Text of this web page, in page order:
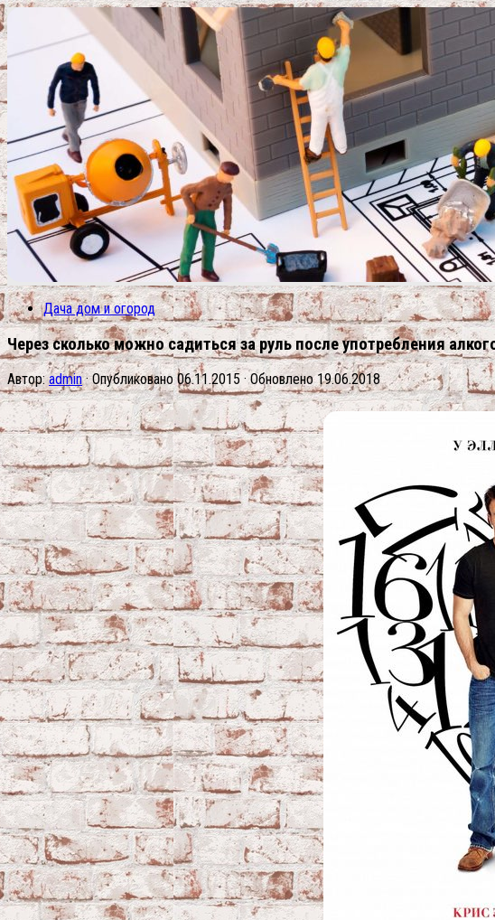
Дача дом и огород
Через сколько можно садиться за руль после употребления
Автор:admin · Опубликовано06.11.2015· Обновлено19.06.2018